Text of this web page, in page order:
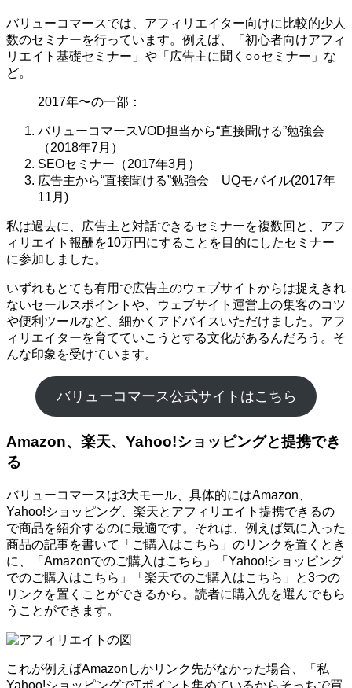
バリューコマースでは、アフィリエイター向けに比較的少人
数のセミナーを行っています。例えば、「初心者向けアフィ
リエイト基礎セミナー」や「広告主に聞く○○セミナー」な
ど。
2017年〜の一部：
バリューコマースVOD担当から“直接聞ける”勉強会
（2018年7月）
SEOセミナー（2017年3月）
広告主から“直接聞ける”勉強会 UQモバイル(2017年
11月)
私は過去に、広告主と対話できるセミナーを複数回と、アフ
ィリエイト報酬を10万円にすることを目的にしたセミナー
に参加しました。
いずれもとても有用で広告主のウェブサイトからは捉えきれ
ないセールスポイントや、ウェブサイト運営上の集客のコツ
や便利ツールなど、細かくアドバイスいただけました。アフ
ィリエイターを育てていこうとする文化があるんだろう。そ
んな印象を受けています。
バリューコマース公式サイトはこちら
Amazon、楽天、Yahoo!ショッピングと提携でき
る
バリューコマースは3大モール、具体的にはAmazon、
Yahoo!ショッピング、楽天とアフィリエイト提携できるの
で商品を紹介するのに最適です。それは、例えば気に入った
商品の記事を書いて「ご購入はこちら」のリンクを置くとき
に、「Amazonでのご購入はこちら」「Yahoo!ショッピング
でのご購入はこちら」「楽天でのご購入はこちら」と3つの
リンクを置くことができるから。読者に購入先を選んでもら
うことができます。
これが例えばAmazonしかリンク先がなかった場合、「私
Yahoo!ショッピングでTポイント集めているからそっちで買